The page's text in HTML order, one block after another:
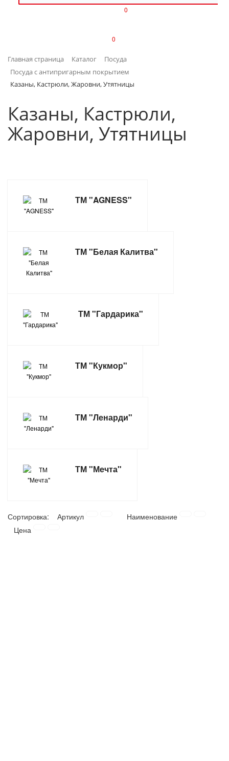
ИНТЕРЬЕР
КАНЦТОВАРЫ
КЛИМАТИЧЕСКАЯ ТЕХНИКА
КРЕПЕЖ И СКОБЯНЫЕ ИЗДЕЛИЯ
НАСОСНОЕ ОБОРУДОВАНИЕ
САНТЕХНИКА
СВАРОЧНОЕ ОБОРУДОВАНИЕ И МАТЕРИАЛЫ
СНЕГОУБОРОЧНЫЙ ИНВЕНТАРЬ
СТРОИТЕЛЬНЫЕ И ОТДЕЛОЧНЫЕ МАТЕРИАЛЫ
ТОВАРЫ ДЛЯ ДОМА
ТОВАРЫ ДЛЯ ОТДЫХА И ТУРИЗМА
ЭЛЕКТРОМОНТАЖНЫЕ ТОВАРЫ, СВЕТОТЕХНИКА
0
0
Главная страница Каталог
Посуда
Посуда с антипригарным покрытием
Казаны, Кастрюли, Жаровни, Утятницы
Казаны, Кастрюли,
Жаровни, Утятницы
ТМ "AGNESS"
ТМ "Белая Калитва"
ТМ "Гардарика"
ТМ "Кукмор"
ТМ "Ленарди"
ТМ "Мечта"
Сортировка: Артикул
Наименование
Цена